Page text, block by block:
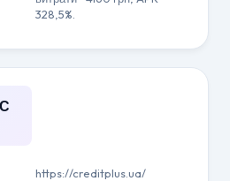
328,5%.
https://creditplus.ua/